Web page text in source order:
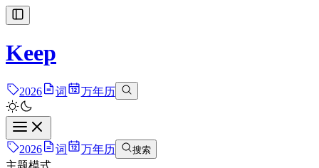
Keep
2026 词 万年历
2026 词 万年历 搜索